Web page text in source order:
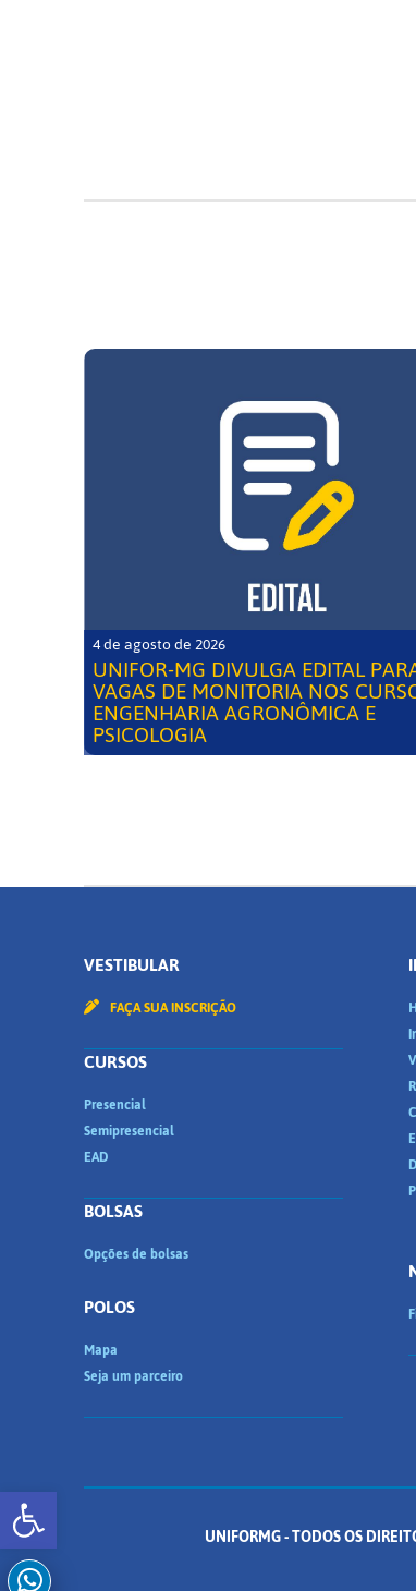
Abrir a barra de ferramentas
4 de agosto de 2026
UNIFOR-MG DIVULGA EDITAL
VAGAS DE MONITORIA NOS
ENGENHARIA AGRONÔMICA E
PSICOLOGIA
VESTIBULAR
FAÇA SUA INSCRIÇÃO
CURSOS
Presencial
Semipresencial
EAD
BOLSAS
Opções de bolsas
POLOS
Mapa
Seja um parceiro
UNIFORMG - TODOS OS